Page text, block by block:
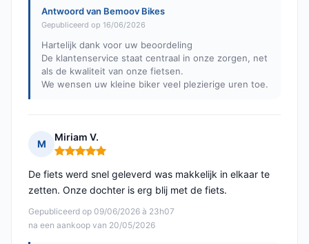
Antwoord van Bemoov Bikes
Gepubliceerd op 16/06/2026
Hartelijk dank voor uw beoordeling
De klantenservice staat centraal in onze zorgen, net
als de kwaliteit van onze fietsen.
We wensen uw kleine biker veel plezierige uren toe.
M
Miriam V.
Opmerking: 5 van 5
Gepubliceerd op 09/06/2026 à 23h07
na een aankoop van 20/05/2026
De fiets werd snel geleverd was makkelijk in elkaar te
zetten. Onze dochter is erg blij met de fiets.